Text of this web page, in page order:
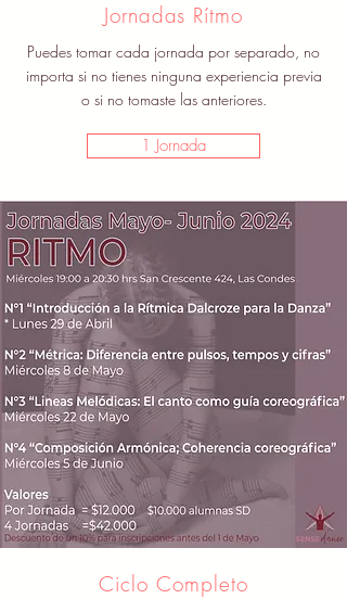
Jornadas Rítmo
Puedes tomar cada jornada por separado, no
importa si no tienes ninguna experiencia previa
o si no tomaste las anteriores.
1 Jornada
Ciclo Completo